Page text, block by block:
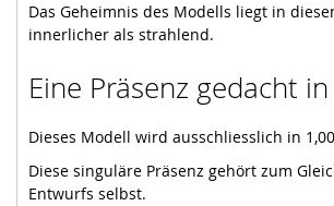
Das Geheimnis des Modells liegt in
innerlicher als strahlend.
Eine Präsenz gedacht
Dieses Modell wird ausschliesslich in
Diese singuläre Präsenz gehört zum
Entwurfs selbst.